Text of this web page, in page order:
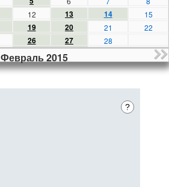
12 13 14 15
19 20 21
22
26 27 28
Февраль 2015
?